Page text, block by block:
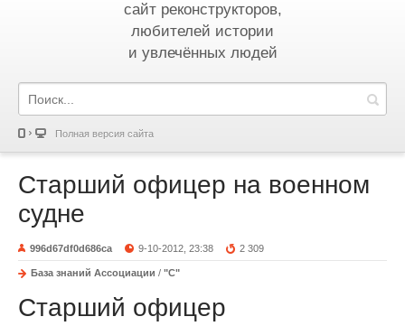
сайт реконструкторов,
любителей истории
и увлечённых людей
Полная версия сайта
Старший офицер на военном
судне
996d67df0d686ca 9-10-2012, 23:38 2 309
База знаний Ассоциации / "С"
Старший офицер